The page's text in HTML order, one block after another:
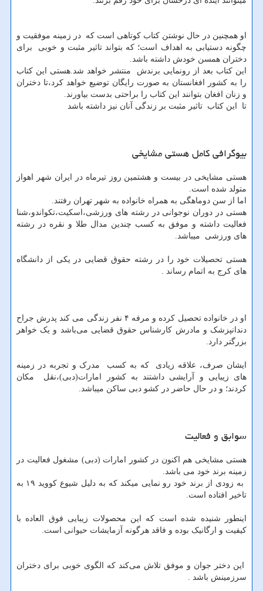
او همچنین در حال نوشتن کتاب کوتاهی است که در زمینه موفقیت و
چگونه دستیابی به اهداف است؛ که بتواند تاثیر مثبت و خوبی برای
دختران همسن خودش داشته باشد.
این کتاب بعد از رونمایی برندش منتشر خواهد شد.هستی این کتاب
را به کشور افغانستان به صورت رایگان توضیع خواهد کرد،تا دختران
و زنان افغان بتوانند این کتاب را براحتی بدست بیاورند.
تا این کتاب تاثیر مثبت بر زندگی آنان نیز داشته باشد
بیوگرافی کامل هستی مشایخی
هستی مشایخی در بیست و هشتمین روز تیرماه در ایران شهر اهواز
متولد شده است.
اما از سن دوماهگی به همراه خانواده به شهر تهران رفتند.
هستی در دوران نوجوانی در رشته های ورزشی،اسکیت،تکواندو،شنا
فعالیت داشته و موفق به کسب چندین مدال طلا و نقره در رشته
های ورزشی میباشد.
هستی تحصیلات خود را در رشته حقوق قضایی در یکی از دانشگاه
های کرج به اتمام رساند .
او در خانواده تحصیل کرده و مرفه ۴ نفر زندگی می کند پدرش جراح
دندانپزشک و مادرش کارشناس حقوق قضایی می‌باشد و یک خواهر
بزرگتر دارد.
ایشان صرف، علاقه زیادی که به کسب مدرک و تجربه در زمینه
های زیبایی و آرایشی داشتند به کشور امارات(دبی)،نقل مکان
کردند؛ و در حال حاضر در کشو دبی ساکن میباشد.
سوابق و فعالیت
هستی مشایخی هم اکنون در کشور امارات (دبی) مشغول فعالیت در
زمینه برند خود می باشد.
به زودى از برند خود رو نمايى ميكند که به دلیل شیوع کووید ۱۹ به
تاخیر افتاده است.
اینطور شنیده شده است که این محصولات زیبایی فوق العاده با
کیفیت و ارگانیک بوده و فاقد هرگونه آزمایشات حیوانی است.
این دختر جوان و موفق تلاش می‌کند که الگوی خوبی برای دختران
سرزمینش باشد .